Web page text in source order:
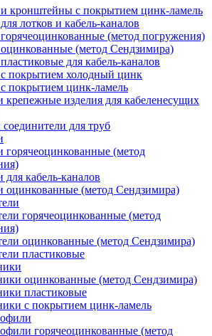
кронштейны с покрытием цинк-ламель
лотков и кабель-каналов
(метод погружения)
(метод Сендзимира)
для кабель-каналов
покрытием холодный цинк
покрытием цинк-ламель
изделия для кабеленесущих
для труб
горячеоцинкованные (метод
для кабель-каналов
оцинкованные (метод Сендзимира)
горячеоцинкованные (метод
оцинкованные (метод Сендзимира)
пластиковые
оцинкованные (метод Сендзимира)
пластиковые
с покрытием цинк-ламель
горячеоцинкованные (метод